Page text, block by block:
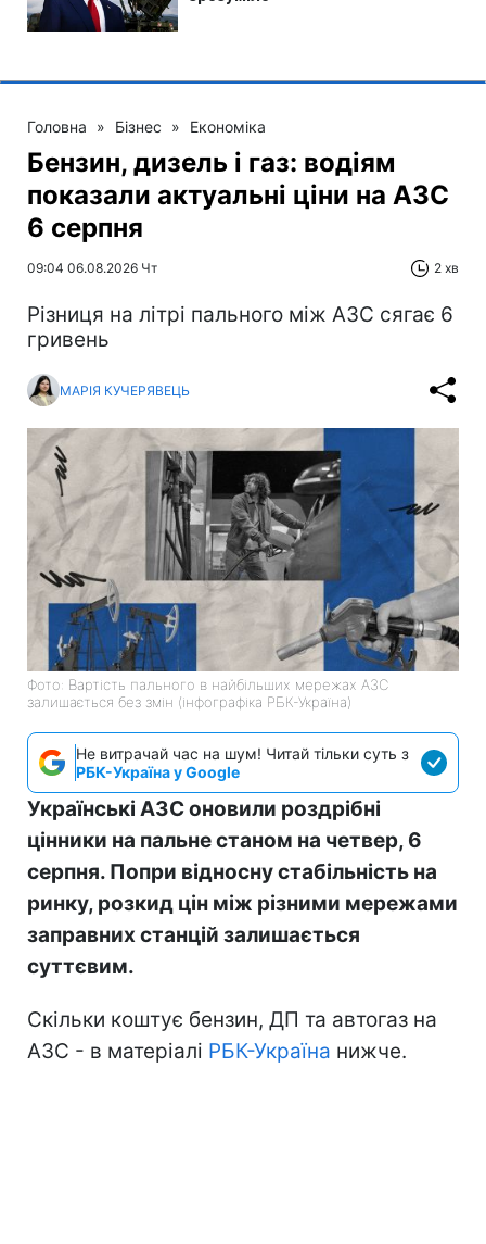
Головна » Бізнес » Економіка
Бензин, дизель і газ: водіям
показали актуальні ціни на АЗС
6 серпня
09:04 06.08.2026 Чт 2 хв
Різниця на літрі пального між АЗС сягає 6
гривень
МАРІЯ КУЧЕРЯВЕЦЬ
Фото: Вартість пального в найбільших мережах АЗС
залишається без змін (інфографіка РБК-Україна)
Не витрачай час на шум! Читай тільки суть з
РБК-Україна у Google
Українські АЗС оновили роздрібні
цінники на пальне станом на четвер, 6
серпня. Попри відносну стабільність на
ринку, розкид цін між різними мережами
заправних станцій залишається
суттєвим.
Скільки коштує бензин, ДП та автогаз на
АЗС - в матеріалі РБК-Україна нижче.